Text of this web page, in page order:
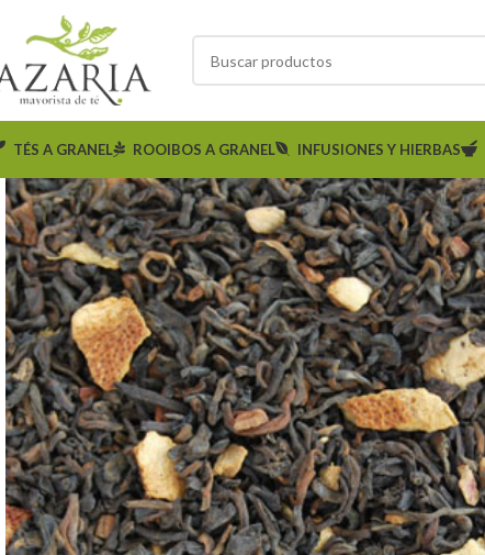
TÉS A GRANEL ROOIBOS A GRANEL INFUSIONES Y HIERBAS